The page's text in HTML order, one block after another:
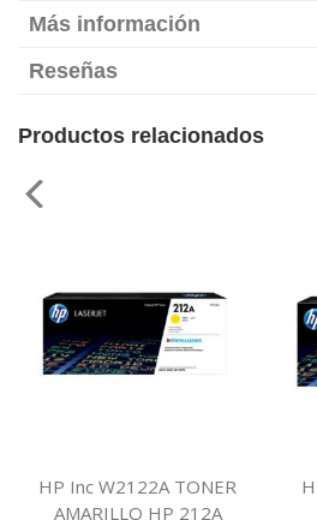
Más información
Reseñas
Productos relacionados
HP Inc W2122A TONER
AMARILLO HP 212A